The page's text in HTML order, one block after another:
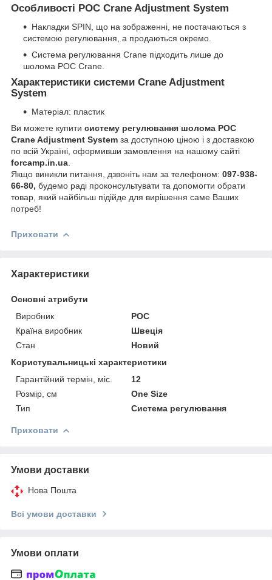
Особливості POC Crane Adjustment System
Накладки SPIN, що на зображенні, не постачаються з
системою регулювання, а продаються окремо.
Система регулювання Crane підходить лише до
шолома POC Crane.
Характеристики системи Crane Adjustment
System
Матеріал: пластик
Ви можете купити систему регулювання шолома POC
Crane Adjustment System за доступною ціною і з доставкою
по всій Україні, оформивши замовлення на нашому сайті
forcamp.in.ua
Якщо виникли питання, дзвоніть нам за телефоном: 097-938-
66-80, будемо раді проконсультувати та допомогти обрати
товар, який найбільш підійде для вирішення саме Ваших
потреб!
Приховати
Характеристики
Основні атрибути
Виробник
POC
Країна виробник
Швеція
Стан
Новий
Користувальницькі характеристики
Гарантійний термін, міс.
12
Розмір, см
One Size
Тип
Система регулювання
Приховати
Умови доставки
Нова Пошта
Всі умови доставки
Умови оплати